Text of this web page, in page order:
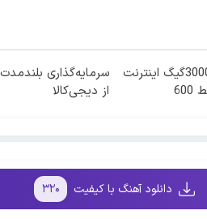
⏳فرصت محدود!! 3000گیگ اینترنت
خانگی 180 روزه فقط 600
سرمایه‌گذاری
از دیجی‌کالا
دانلود آهنگ با کیفیت ۳۲۰